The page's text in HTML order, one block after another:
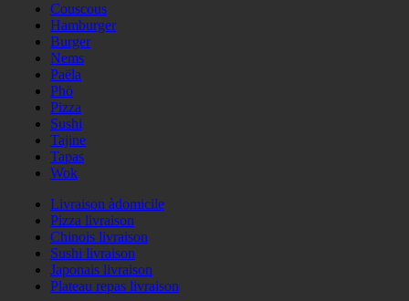
Couscous
Hamburger
Burger
Nems
Paëla
Phö
Pizza
Sushi
Tajine
Tapas
Wok
Livraison àdomicile
Pizza livraison
Chinois livraison
Sushi livraison
Japonais livraison
Plateau repas livraison